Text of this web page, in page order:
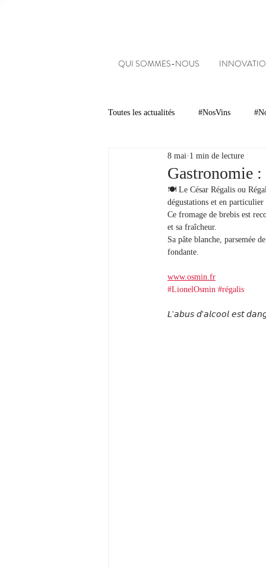
QUI SOMMES-NOUS
Toutes les actualités #NosVins
Chambre d’Amour Vins
Dégustations Evénements
#NosDomaines
Gastronomie
8 mai 1 min de lecture
🍽 Le César Régalis ou
dégustations et en
Ce fromage de brebis est
et sa fraîcheur.
Sa pâte blanche, parsemée
fondante.
www.osmin.fr
#LionelOsmin #régalis
𝘓'𝘢𝘣𝘶𝘴 𝘥'𝘢𝘭𝘤𝘰𝘰𝘭 𝘦𝘴𝘵